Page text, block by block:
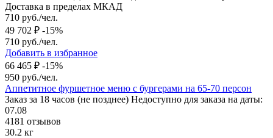
Доставка в пределах МКАД
710 руб./чел.
49 702 ₽ -15%
710 руб./чел.
Добавить в избранное
66 465 ₽ -15%
950 руб./чел.
Аппетитное фуршетное меню с бургерами на 65-70 персон
Заказ за 18 часов (не позднее) Недоступно для заказа на даты:
07.08
4181 отзывов
30.2 кг